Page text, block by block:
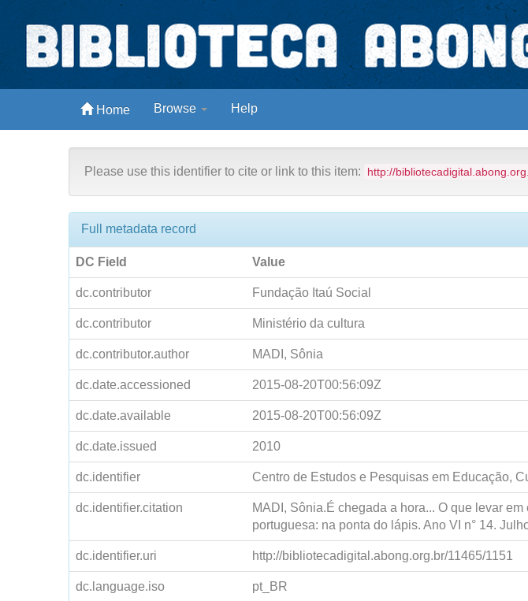
Skip
navigation
Home Browse Help
Biblioteca Digital Abong Acervo Abong Educação
Espaços para ajustar tela
Please use this identifier to cite or link to this item: http://
Full metadata record
DC Field Value
dc.contributor Fundação Itaú Social
dc.contributor Ministério da cultura
dc.contributor.author MADI, Sônia
dc.date.accessioned 2015-08-20T00:56:09Z
dc.date.available 2015-08-20T00:56:09Z
dc.date.issued 2010
dc.identifier Centro de Estudos e Pesquisas em Educação,
dc.identifier.citation
MADI, Sônia.É chegada a hora... O que levar
portuguesa: na ponta do lápis. Ano VI n° 14.
dc.identifier.uri http://bibliotecadigital.abong.org.br/11465/1151
dc.language.iso pt_BR